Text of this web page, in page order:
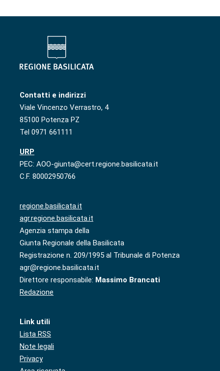
Contatti e indirizzi
Viale Vincenzo Verrastro, 4
85100 Potenza PZ
Tel 0971 661111
URP
PEC: AOO-giunta@cert.regione.basilicata.it
C.F. 80002950766
regione.basilicata.it
agr.regione.basilicata.it
Agenzia stampa della
Giunta Regionale della Basilicata
Registrazione n. 209/1995 al Tribunale di Potenza
agr@regione.basilicata.it
Direttore responsabile: Massimo Brancati
Redazione
Link utili
Lista RSS
Note legali
Privacy